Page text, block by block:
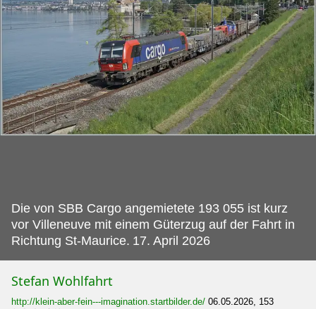
Die von SBB Cargo angemietete 193 055 ist kurz
vor Villeneuve mit einem Güterzug auf der Fahrt in
Richtung St-Maurice. 17. April 2026
Stefan Wohlfahrt
http://klein-aber-fein---imagination.startbilder.de/ 06.05.2026, 153